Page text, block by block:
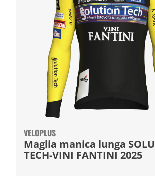
VELOPLUS
Maglia manica lunga
TECH-VINI FANTINI 2025